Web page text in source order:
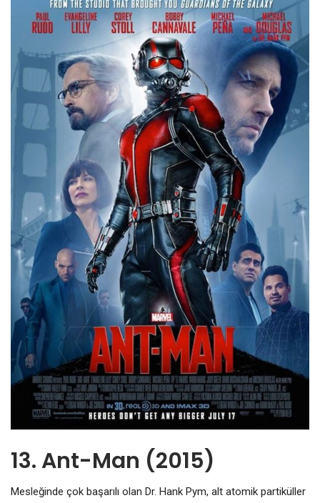
13. Ant-Man (2015)
Mesleğinde çok başarılı olan Dr. Hank Pym, alt atomik partiküller